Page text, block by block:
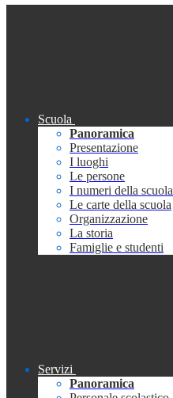
Scuola
Panoramica
Presentazione
I luoghi
Le persone
I numeri della scuola
Le carte della scuola
Organizzazione
La storia
Famiglie e studenti
Servizi
Panoramica